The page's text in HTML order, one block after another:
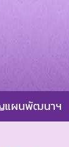
แผนพัฒนาฯ